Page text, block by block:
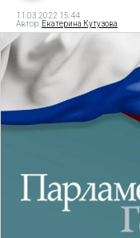
11.03.2022 15:44
Автор: Екатерина Кутузова